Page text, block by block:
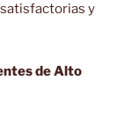
y
de Alto